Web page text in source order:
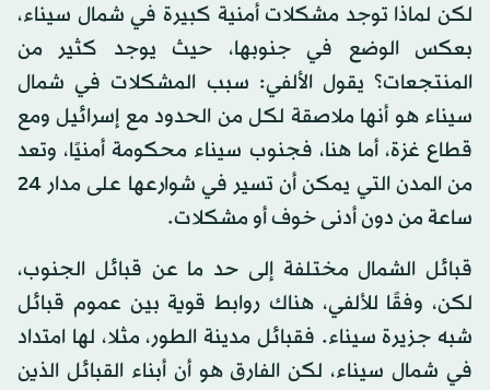
لكن لماذا توجد مشكلات أمنية كبيرة في شمال سيناء،
بعكس الوضع في جنوبها، حيث يوجد كثير من
المنتجعات؟ يقول الألفي: سبب المشكلات في شمال
سيناء هو أنها ملاصقة لكل من الحدود مع إسرائيل ومع
قطاع غزة، أما هنا، فجنوب سيناء محكومة أمنيًا، وتعد
من المدن التي يمكن أن تسير في شوارعها على مدار 24
ساعة من دون أدنى خوف أو مشكلات.
قبائل الشمال مختلفة إلى حد ما عن قبائل الجنوب،
لكن، وفقًا للألفي، هناك روابط قوية بين عموم قبائل
شبه جزيرة سيناء. فقبائل مدينة الطور، مثلا، لها امتداد
في شمال سيناء، لكن الفارق هو أن أبناء القبائل الذين